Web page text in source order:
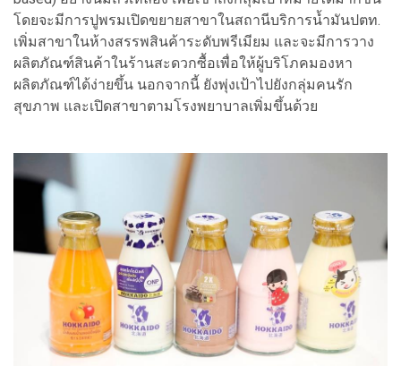
โดยจะมีการปูพรมเปิดขยายสาขาในสถานีบริการน้ำมันปตท.
เพิ่มสาขาในห้างสรรพสินค้าระดับพรีเมียม และจะมีการวาง
ผลิตภัณฑ์สินค้าในร้านสะดวกซื้อเพื่อให้ผู้บริโภคมองหา
ผลิตภัณฑ์ได้ง่ายขึ้น นอกจากนี้ ยังพุ่งเป้าไปยังกลุ่มคนรัก
สุขภาพ และเปิดสาขาตามโรงพยาบาลเพิ่มขึ้นด้วย